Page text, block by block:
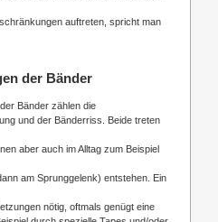
auftreten, spricht man
der Bänder
Bänder zählen die
und der Bänderriss. Beide treten
aber auch im Alltag zum Beispiel
am Sprunggelenk) entstehen. Ein
nötig, oftmals genügt eine